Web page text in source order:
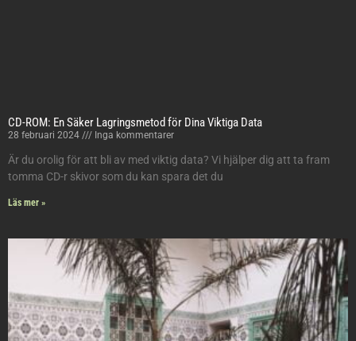
CD-ROM: En Säker Lagringsmetod för Dina Viktiga Data
28 februari 2024 Inga kommentarer
Är du orolig för att bli av med viktig data? Vi hjälper dig att ta fram
tomma CD-r skivor som du kan spara det du
Läs mer »